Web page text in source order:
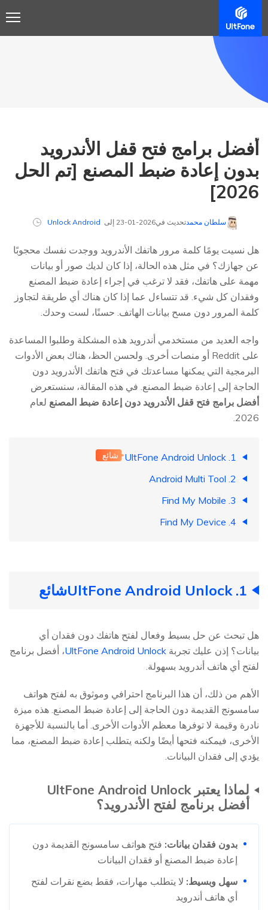
أفضل برامج فتح قفل الأندرويد
بدون إعادة ضبط المصنع [تم الحل
2026]
سلطان محمدتحديث في2026-01-23 إلى Unlock Android
هل نسيت يومًا كلمة مرور هاتفك الأندرويد ووجدت نفسك محجوبًا
عن جهازك؟ في مثل هذه الحالة، إذا كان لديك صور أو بيانات
مهمة على هاتفك، فقد لا ترغب في إجراء إعادة ضبط المصنع
وفقدان كل شيء. قد تتساءل عما إذا كان هناك أي طريقة لتجاوز
كلمة المرور دون مسح بيانات الهاتف. حسنًا، لست وحدك.
واجه العديد من مستخدمي أندرويد هذه المشكلة وطلبوا المساعدة
على Reddit أو منصات أخرى. ولحسن الحظ، هناك بعض الأدوات
البرمجية التي يمكنها مساعدتك في فتح هاتفك الأندرويد دون
الحاجة إلى إعادة ضبط المصنع. في هذه المقالة، سنستعرض
أفضل برامج فتح قفل الأندرويد دون إعادة ضبط المصنع لعام
2026.
1. UltFone Android Unlock شائع
2. Android Multi Tool
3. Find My Mobile
4. Find My Device
1. UltFone Android Unlock شائع
هل تبحث عن حل بسيط وفعال لفتح هاتفك دون فقدان أي
بيانات؟ إذن عليك تجربة UltFone Android Unlock، أفضل برنامج
لفتح أي هاتف أندرويد بسهولة.
الأهم من ذلك، أن هذا البرنامج احترافي وموثوق به لفتح هواتف
سامسونج القديمة دون الحاجة إلى إعادة ضبط المصنع. هذه ميزة
نادرة وقيمة لا توفرها معظم الأدوات الأخرى. أما بالنسبة للأجهزة
الأخرى، فيمكنه فتحها أيضًا ولكنه يتطلب إعادة ضبط المصنع، مما
يؤدي إلى فقدان البيانات.
لماذا يعتبر UltFone Android Unlock
أفضل برنامج لفتح الأندرويد؟
بدون فقدان بيانات: فتح هواتف سامسونج القديمة دون
إعادة ضبط المصنع أو فقدان البيانات
سهل وبسيط: لا يتطلب مهارات، فقط بضع نقرات لفتح
أي هاتف أندرويد